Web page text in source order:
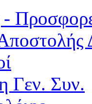
-
Γεν. Συν.